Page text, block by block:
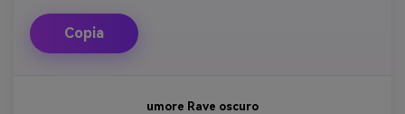
Copia
umore Rave oscuro